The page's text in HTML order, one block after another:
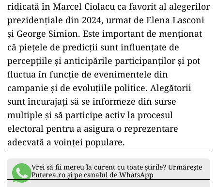
ridicată în Marcel Ciolacu ca favorit al alegerilor
prezidențiale din 2024, urmat de Elena Lasconi
și George Simion. Este important de menționat
că piețele de predicții sunt influențate de
percepțiile și anticipările participanților și pot
fluctua în funcție de evenimentele din
campanie și de evoluțiile politice. Alegătorii
sunt încurajați să se informeze din surse
multiple și să participe activ la procesul
electoral pentru a asigura o reprezentare
adecvată a voinței populare.
Vrei să fii mereu la curent cu toate știrile? Urmărește
Puterea.ro și pe canalul de WhatsApp